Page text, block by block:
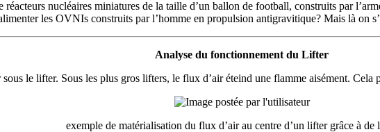
nucléaires miniatures de la taille d’un ballon de football, construits par
les OVNIs construits par l’homme en propulsion antigravitique? Mais là on
Analyse du fonctionnement du Lifter
le lifter. Sous les plus gros lifters, le flux d’air éteind une flamme aisément. Cela
exemple de matérialisation du flux d’air au centre d’un lifter grâce à de